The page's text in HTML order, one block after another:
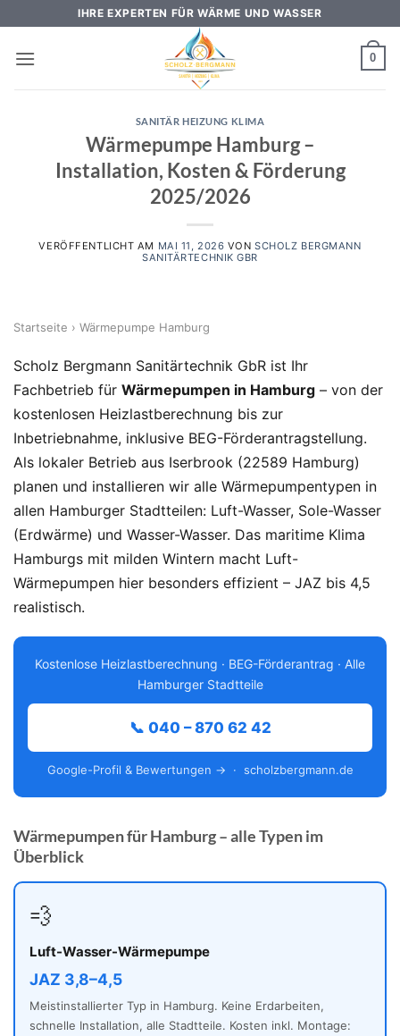
springen
IHRE EXPERTEN FÜR WÄRME UND WASSER
0
SANITÄR HEIZUNG KLIMA
Wärmepumpe Hamburg –
Installation, Kosten & Förderung
2025/2026
VERÖFFENTLICHT AM MAI 11, 2026 VONSCHOLZ BERGMANN
SANITÄRTECHNIK GBR
Startseite › Wärmepumpe Hamburg
Scholz Bergmann Sanitärtechnik GbR ist Ihr
Fachbetrieb für Wärmepumpen in Hamburg – von der
kostenlosen Heizlastberechnung bis zur
Inbetriebnahme, inklusive BEG-Förderantragstellung.
Als lokaler Betrieb aus Iserbrook (22589 Hamburg)
planen und installieren wir alle Wärmepumpentypen in
allen Hamburger Stadtteilen: Luft-Wasser, Sole-Wasser
(Erdwärme) und Wasser-Wasser. Das maritime Klima
Hamburgs mit milden Wintern macht Luft-
Wärmepumpen hier besonders effizient – JAZ bis 4,5
realistisch.
Kostenlose Heizlastberechnung · BEG-Förderantrag · Alle
Hamburger Stadtteile
📞 040 – 870 62 42
Google-Profil & Bewertungen → · scholzbergmann.de
Wärmepumpen für Hamburg – alle Typen im
Überblick
💨
Luft-Wasser-Wärmepumpe
JAZ 3,8–4,5
Meistinstallierter Typ in Hamburg. Keine Erdarbeiten,
schnelle Installation, alle Stadtteile. Kosten inkl. Montage: